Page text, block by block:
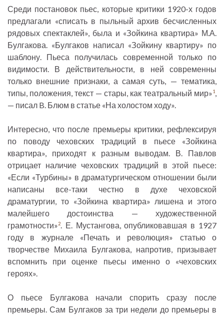
Среди постановок пьес, которые критики 1920-х годов
предлагали «списать в пыльный архив бесчисленных
рядовых спектаклей», была и «Зойкина квартира» М.А.
Булгакова. «Булгаков написал «Зойкину квартиру» по
шаблону. Пьеса получилась современной только по
видимости. В действительности, в ней современны
только внешние признаки, а самая суть, — тематика,
типы, положения, текст — стары, как театральный мир»1,
— писал B. Блюм в статье «На холостом ходу».
Интересно, что после премьеры критики, рефлексируя
по поводу чеховских традиций в пьесе «Зойкина
квартира», приходят к разным выводам. В. Павлов
отрицает наличие чеховских традиций в этой пьесе:
«Если «Турбины» в драматургическом отношении были
написаны все-таки честно в духе чеховской
драматургии, то «Зойкина квартира» лишена и этого
малейшего достоинства — художественной
грамотности»2. Е. Мустангова, опубликовавшая в 1927
году в журнале «Печать и революция» статью о
творчестве Михаила Булгакова, напротив, призывает
вспомнить при оценке пьесы именно о «чеховских
героях».
О пьесе Булгакова начали спорить сразу после
премьеры. Сам Булгаков за три недели до премьеры в